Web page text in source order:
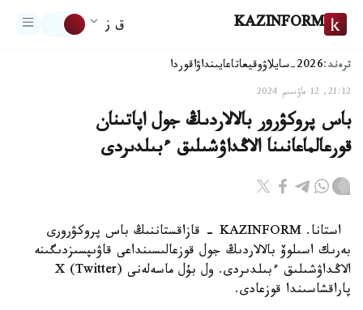
KAZINFORM ق ز
ترەند:2026-سايلاۋ وقيعاتاعايىنداۋاقوردا
21:12, 12 ماۋسىم 2024
باس پروكۋرور بالالاردىڭ جول اپاتىنان
قورعالماعانىنا الاڭداۋشىلىق ءبىلدىردى
استانا. KAZINFORM - قازاقستاننىڭ باس پروكۋرورى
بەرىك اسىلوۆ بالالاردىڭ جول قوزعالىسىنداعى قاۋىپسىزدىگىنە
الاڭداۋشىلىق ءبىلدىردى. ول بۇل ماسەلەنى X (Twitter)
پاراقشاسىندا قوزعادى.